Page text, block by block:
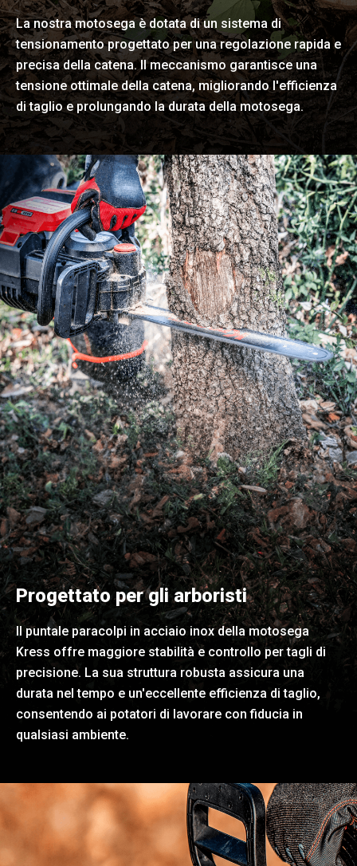
La nostra motosega è dotata di un sistema di
tensionamento progettato per una regolazione rapida e
precisa della catena. Il meccanismo garantisce una
tensione ottimale della catena, migliorando l'efficienza
di taglio e prolungando la durata della motosega.
Progettato per gli arboristi
Il puntale paracolpi in acciaio inox della motosega
Kress offre maggiore stabilità e controllo per tagli di
precisione. La sua struttura robusta assicura una
durata nel tempo e un'eccellente efficienza di taglio,
consentendo ai potatori di lavorare con fiducia in
qualsiasi ambiente.